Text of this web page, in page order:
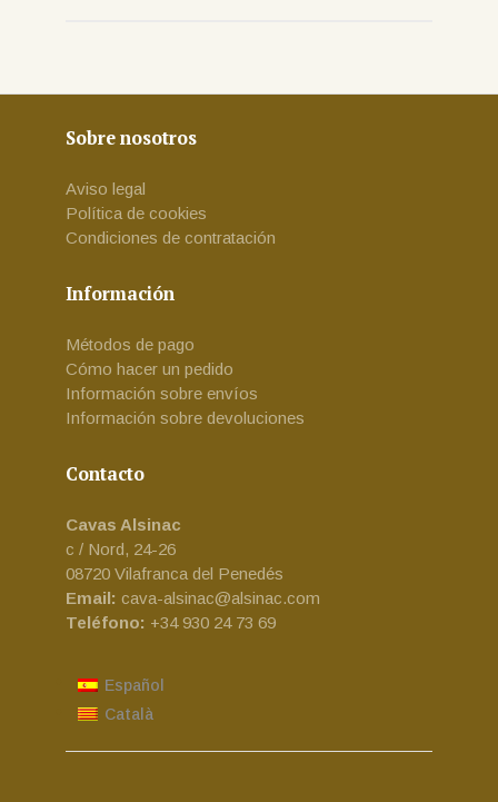
Vinos blanco y tinto crianza
Sobre nosotros
Aviso legal
Política de cookies
Condiciones de contratación
Información
Métodos de pago
Cómo hacer un pedido
Información sobre envíos
Información sobre devoluciones
Contacto
Cavas Alsinac
c / Nord, 24-26
08720 Vilafranca del Penedés
Email: cava-alsinac@alsinac.com
Teléfono: +34 930 24 73 69
Español
Català